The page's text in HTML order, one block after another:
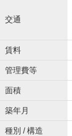
交通
賃料
管理費等
面積
築年月
種別 / 構造